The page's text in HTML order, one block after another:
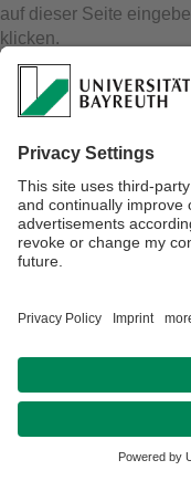
auf dieser Seite
klicken.
Email-Adresse:
Datenschutz / Disclaimer